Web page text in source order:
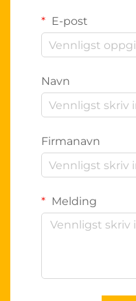
E-post
Navn
Firmanavn
Melding